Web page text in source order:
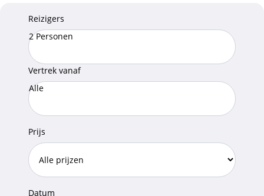
Reizigers
2 Personen
Vertrek vanaf
Alle
Prijs
Datum